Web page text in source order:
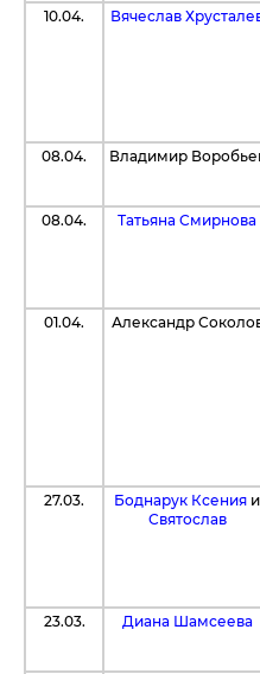
10.04.
Вячеслав
08.04. Владимир
08.04.
Татьяна Смирнова
01.04.
Александр
27.03.
Боднарук Ксения и
Святослав
23.03. Диана Шамсеева